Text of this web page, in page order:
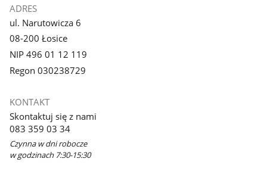
ADRES
ul. Narutowicza 6
08-200 Łosice
NIP 496 01 12 119
Regon 030238729
KONTAKT
Skontaktuj się z nami
083 359 03 34
Czynna w dni robocze
w godzinach 7:30-15:30